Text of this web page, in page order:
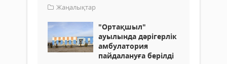
Жаңалықтар
"Ортақшыл"
ауылында дәрігерлік
амбулатория
пайдалануға берілді